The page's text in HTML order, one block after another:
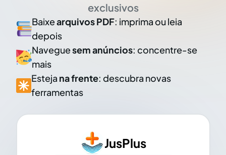
exclusivos
Baixearquivos PDF: imprima ou leia
depois
Naveguesem anúncios: concentre-se
mais
Esteja na frente: descubra novas
ferramentas
JusPlus